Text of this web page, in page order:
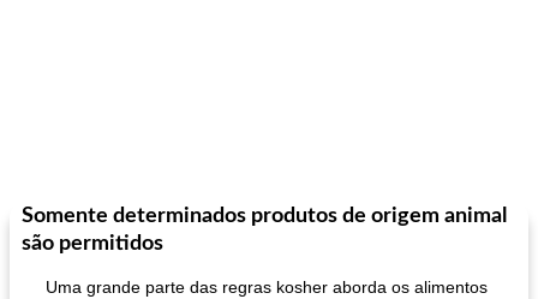
Somente determinados produtos de origem animal
são permitidos
Uma grande parte das regras kosher aborda os alimentos